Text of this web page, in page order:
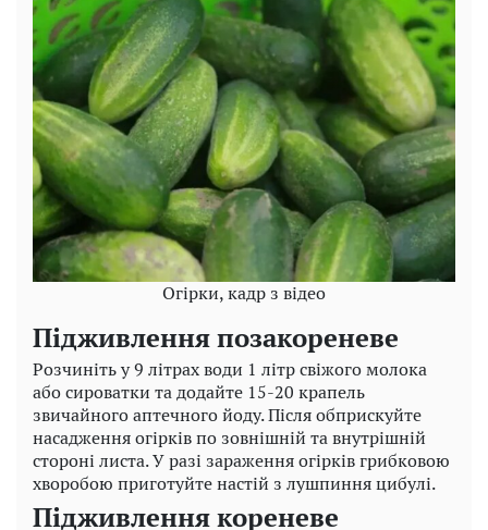
Огірки, кадр з відео
Підживлення позакореневе
Розчиніть у 9 літрах води 1 літр свіжого молока
або сироватки та додайте 15-20 крапель
звичайного аптечного йоду. Після обприскуйте
насадження огірків по зовнішній та внутрішній
стороні листа. У разі зараження огірків грибковою
хворобою приготуйте настій з лушпиння цибулі.
Підживлення кореневе